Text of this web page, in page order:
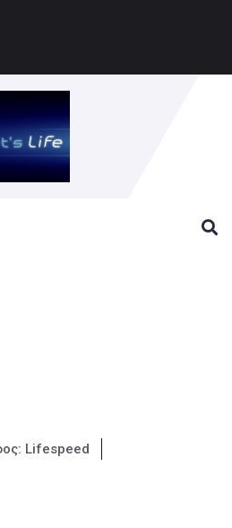
π
Lifespeed